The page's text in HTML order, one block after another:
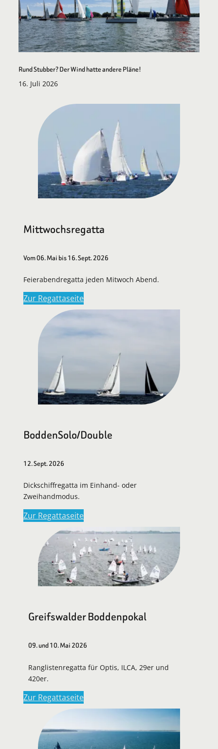
Rund Stubber? Der Wind hatte andere Pläne!
16. Juli 2026
Mittwochsregatta
Vom 06. Mai bis 16. Sept. 2026
Feierabendregatta jeden Mitwoch Abend.
Zur Regattaseite
BoddenSolo/Double
12. Sept. 2026
Dickschiffregatta im Einhand- oder
Zweihandmodus.
Zur Regattaseite
Greifswalder Boddenpokal
09. und 10. Mai 2026
Ranglistenregatta für Optis, ILCA, 29er und
420er.
Zur Regattaseite